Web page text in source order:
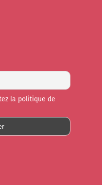
la politique de